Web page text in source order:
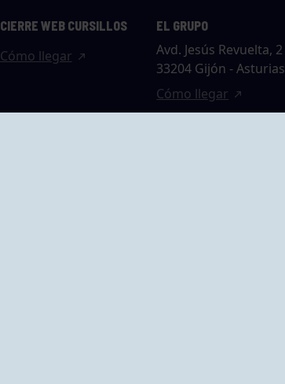
CIERRE WEB CURSILLOS
Cómo llegar
EL GRUPO
Avd. Jesús Revuelta, 2
33204 Gijón - Asturias
Cómo llegar